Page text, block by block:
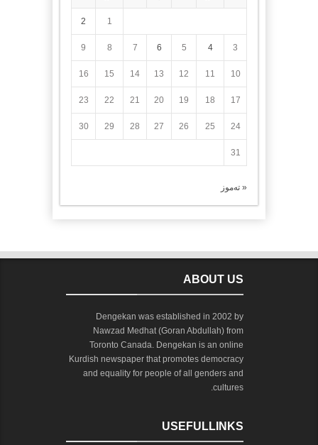
1
2
3
4
5
6
7
8
9
10
11
12
13
14
15
16
17
18
19
20
21
22
23
24
25
26
27
28
29
30
31
« تەموز
ABOUT US
Dengekan was established in 2002 by
Nawzad Medhat (Goran Abdullah) from
Toronto Canada. Dengekan is an online
Kurdish newspaper that promotes democracy
and equality for people of all genders and
cultures.
USEFULLINKS